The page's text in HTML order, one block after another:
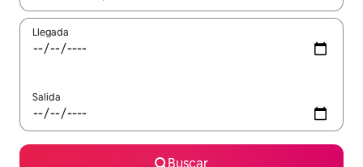
Llegada
Salida
Buscar